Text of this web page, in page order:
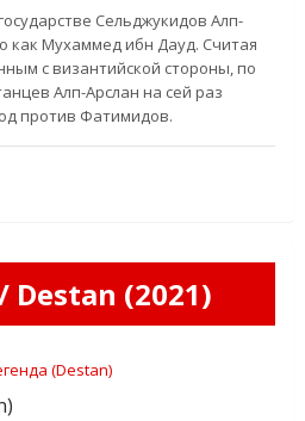
Сельджукидов Алп-
как Мухаммед ибн Дауд. Считая
с византийской стороны, по
Алп-Арслан на сей раз
против Фатимидов.
Destan (2021)